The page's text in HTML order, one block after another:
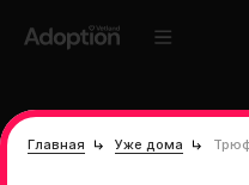
Главная Уже дома